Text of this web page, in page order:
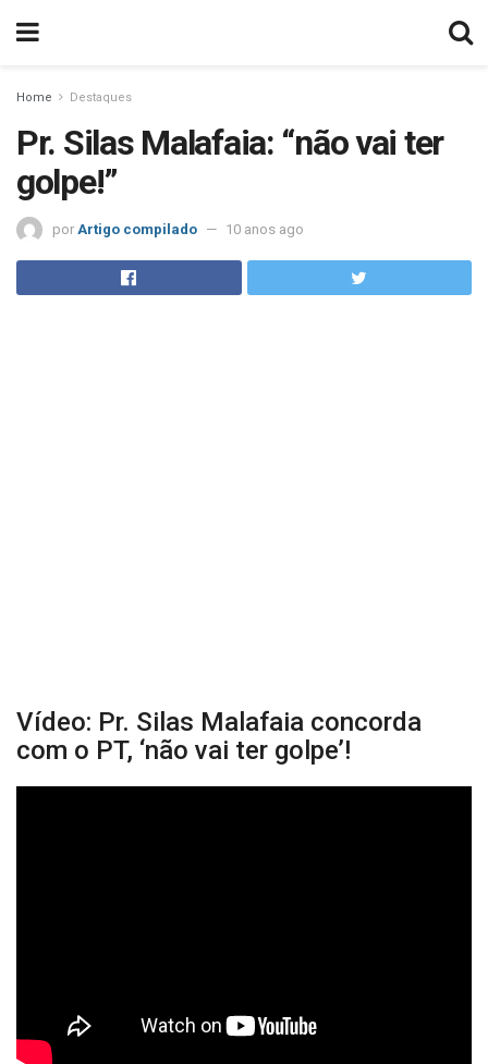
Home Destaques
Pr. Silas Malafaia: “não vai ter
golpe!”
por Artigo compilado 10 anos ago
Vídeo: Pr. Silas Malafaia concorda
com o PT, ‘não vai ter golpe’!